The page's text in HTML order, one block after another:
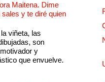
Maitena. Dime
sales y te diré quien
viñeta, las
son
y
que envuelve.